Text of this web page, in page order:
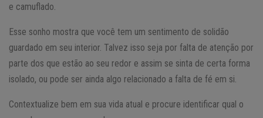
e camuflado.
Esse sonho mostra que você tem um sentimento de solidão
guardado em seu interior. Talvez isso seja por falta de atenção por
parte dos que estão ao seu redor e assim se sinta de certa forma
isolado, ou pode ser ainda algo relacionado a falta de fé em si.
Contextualize bem em sua vida atual e procure identificar qual o